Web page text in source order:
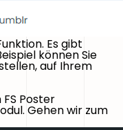
Es gibt
können Sie
auf Ihrem
Poster
Gehen wir zum